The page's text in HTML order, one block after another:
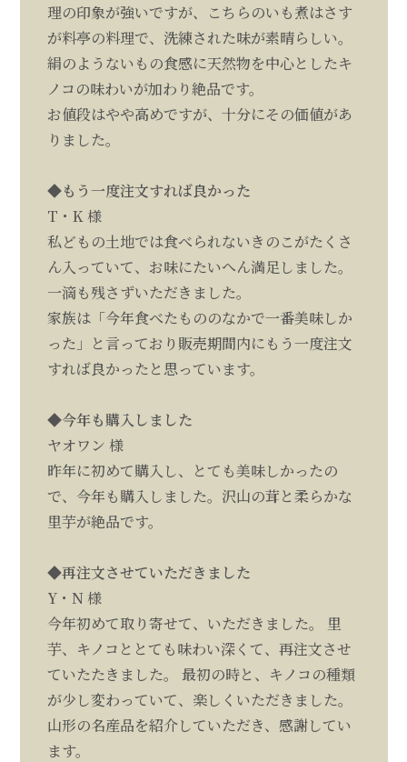
理の印象が強いですが、こちらのいも煮はさす
が料亭の料理で、洗練された味が素晴らしい。
絹のようないもの食感に天然物を中心としたキ
ノコの味わいが加わり絶品です。
お値段はやや高めですが、十分にその価値があ
りました。
◆もう一度注文すれば良かった
T・K 様
私どもの土地では食べられないきのこがたくさ
ん入っていて、お味にたいへん満足しました。
一滴も残さずいただきました。
家族は「今年食べたもののなかで一番美味しか
った」と言っており販売期間内にもう一度注文
すれば良かったと思っています。
◆今年も購入しました
ヤオワン 様
昨年に初めて購入し、とても美味しかったの
で、今年も購入しました。沢山の茸と柔らかな
里芋が絶品です。
◆再注文させていただきました
Y・N 様
今年初めて取り寄せて、いただきました。 里
芋、キノコととても味わい深くて、再注文させ
ていたたきました。 最初の時と、キノコの種類
が少し変わっていて、楽しくいただきました。
山形の名産品を紹介していただき、感謝してい
ます。